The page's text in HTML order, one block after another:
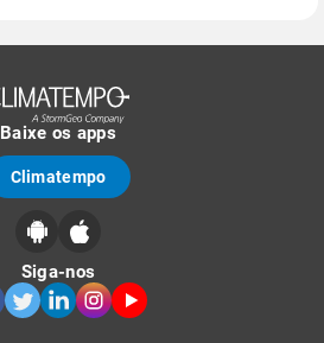
Baixe os apps
Climatempo
Siga-nos